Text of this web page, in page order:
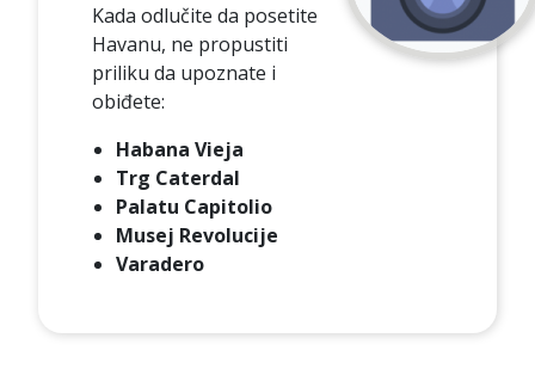
Kada odlučite da posetite
Havanu, ne propustiti
priliku da upoznate i
obiđete:
Habana Vieja
Trg Caterdal
Palatu Capitolio
Musej Revolucije
Varadero